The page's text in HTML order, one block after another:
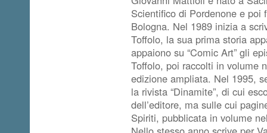
Scientifico di Pordenone e
Bologna. Nel 1989 inizia a
Toffolo, la sua prima storia
appaiono su “Comic Art” gli
Toffolo, poi raccolti in volume
edizione ampliata. Nel 1995,
la rivista “Dinamite”, di cui
dell’editore, ma sulle cui
Spiriti, pubblicata in volume